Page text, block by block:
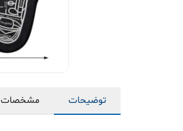
توضیحات مشخصات